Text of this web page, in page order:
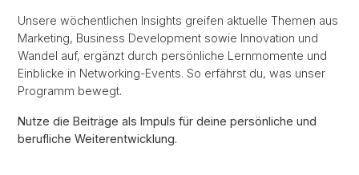
Unsere wöchentlichen Insights greifen aktuelle Themen aus
Marketing, Business Development sowie Innovation und
Wandel auf, ergänzt durch persönliche Lernmomente und
Einblicke in Networking-Events. So erfährst du, was unser
Programm bewegt.
Nutze die Beiträge als Impuls für deine persönliche und
berufliche Weiterentwicklung.